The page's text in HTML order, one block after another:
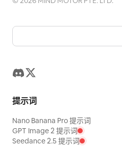
提示词
Nano Banana Pro 提示词
GPT Image 2 提示词
Seedance 2.5 提示词